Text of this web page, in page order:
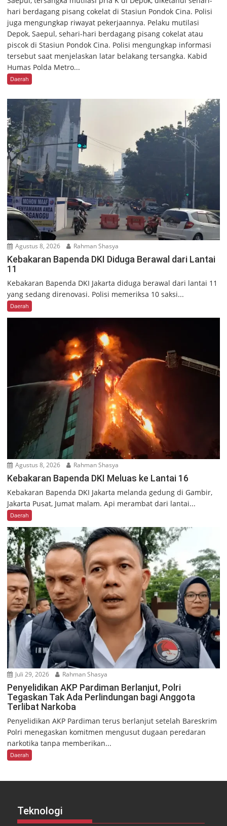
hari berdagang pisang cokelat di Stasiun Pondok Cina. Polisi
juga mengungkap riwayat pekerjaannya. Pelaku mutilasi
Depok, Saepul, sehari-hari berdagang pisang cokelat atau
piscok di Stasiun Pondok Cina. Polisi mengungkap informasi
tersebut saat menjelaskan latar belakang tersangka. Kabid
Humas Polda Metro...
Daerah
Agustus 8, 2026 Rahman Shasya
Kebakaran Bapenda DKI Diduga Berawal dari Lantai
11
Kebakaran Bapenda DKI Jakarta diduga berawal dari lantai 11
yang sedang direnovasi. Polisi memeriksa 10 saksi...
Daerah
Agustus 8, 2026 Rahman Shasya
Kebakaran Bapenda DKI Meluas ke Lantai 16
Kebakaran Bapenda DKI Jakarta melanda gedung di Gambir,
Jakarta Pusat, Jumat malam. Api merambat dari lantai...
Daerah
Juli 29, 2026 Rahman Shasya
Penyelidikan AKP Pardiman Berlanjut, Polri
Tegaskan Tak Ada Perlindungan bagi Anggota
Terlibat Narkoba
Penyelidikan AKP Pardiman terus berlanjut setelah Bareskrim
Polri menegaskan komitmen mengusut dugaan peredaran
narkotika tanpa memberikan...
Daerah
Teknologi